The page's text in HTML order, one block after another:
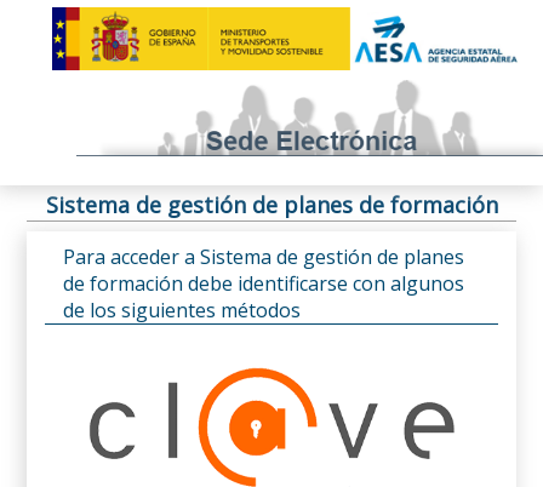
Sistema de gestión de planes de formación
Para acceder a Sistema de gestión de planes
de formación debe identificarse con algunos
de los siguientes métodos